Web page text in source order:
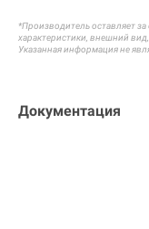
*Производитель оставляет
характеристики, внешний
Указанная информация не
Документация